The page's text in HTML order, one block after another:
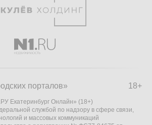
18+
порталов»
Екатеринбург Онлайн» (18+)
службой по надзору в сфере связи,
и массовых коммуникаций